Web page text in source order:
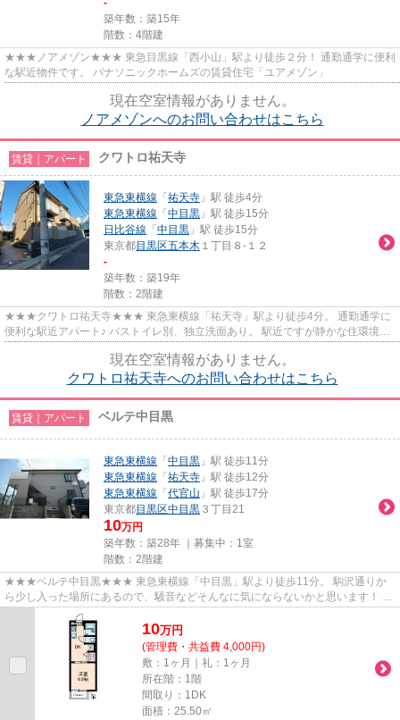
-
築年数：築15年
階数：4階建
★★★ノアメゾン★★★ 東急目黒線「西小山」駅より徒歩２分！ 通勤通学に便利
な駅近物件です。 パナソニックホームズの賃貸住宅「ユアメゾン」
現在空室情報がありません。
ノアメゾンへのお問い合わせはこちら
賃貸｜アパート クワトロ祐天寺
東急東横線 「 祐天寺 」駅 徒歩4分
東急東横線 「 中目黒 」駅 徒歩15分
日比谷線 「 中目黒 」駅 徒歩15分
東京都目黒区五本木 １丁目８-１２
-
築年数：築19年
階数：2階建
★★★クワトロ祐天寺★★★ 東急東横線「祐天寺」駅より徒歩4分。 通勤通学に
便利な駅近アパート♪ バストイレ別、独立洗面あり。 駅近ですが静かな住環境が
現在空室情報がありません。
クワトロ祐天寺へのお問い合わせはこちら
賃貸｜アパート ベルテ中目黒
東急東横線 「 中目黒 」駅 徒歩11分
東急東横線 「 祐天寺 」駅 徒歩12分
東急東横線 「 代官山 」駅 徒歩17分
東京都目黒区中目黒 ３丁目21
10万円
築年数：築28年 ｜募集中： 1室
階数：2階建
★★★ベルテ中目黒★★★ 東急東横線「中目黒」駅より徒歩11分。 駒沢通りか
ら少し入った場所にあるので、騒音などそんなに気にならないかと思います！ 駅
周辺までいかなくても徒歩1分のと...
10万円
(管理費・共益費 4,000円)
敷：1ヶ月｜礼：1ヶ月
所在階：1階
間取り：1DK
面積：25.50㎡